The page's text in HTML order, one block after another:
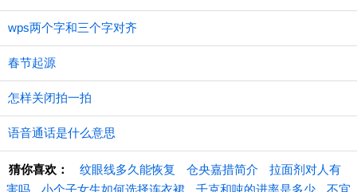
wps两个字和三个字对齐
春节起源
怎样关闭拍一拍
语音通话是什么意思
猜你喜欢： 纹眼线多久能恢复 仓央嘉措简介
拉面剂对人有
害吗
小个子女生如何选择连衣裙 千克和吨的进率是多少 不宜